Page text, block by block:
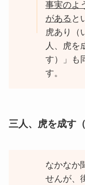
事実のよ
がある と
虎あり（
人、虎を
す）」も
す。
三人、虎を成す
なかなか
せんが、